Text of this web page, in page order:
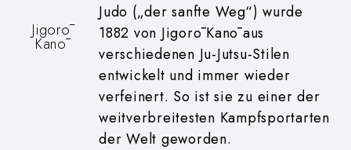
Jigorō
Kanō
Judo („der sanfte Weg“) wurde
1882 von Jigorō Kanō aus
verschiedenen Ju-Jutsu-Stilen
entwickelt und immer wieder
verfeinert. So ist sie zu einer der
weitverbreitesten Kampfsportarten
der Welt geworden.